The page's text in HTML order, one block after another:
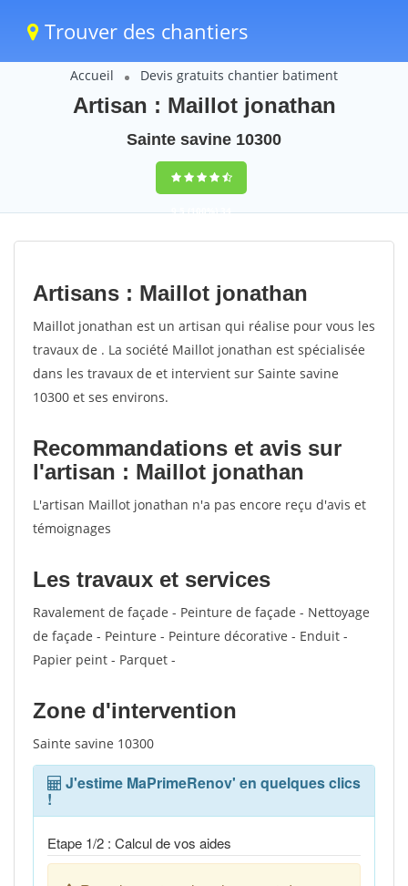
Trouver des chantiers
Accueil Devis gratuits chantier batiment
Artisan : Maillot jonathan
Sainte savine 10300
9,5(100%)34
votes
Artisans : Maillot jonathan
Maillot jonathan est un artisan qui réalise pour vous les
travaux de . La société Maillot jonathan est spécialisée
dans les travaux de et intervient sur Sainte savine
10300 et ses environs.
Recommandations et avis sur
l'artisan : Maillot jonathan
L'artisan Maillot jonathan n'a pas encore reçu d'avis et
témoignages
Les travaux et services
Ravalement de façade - Peinture de façade - Nettoyage
de façade - Peinture - Peinture décorative - Enduit -
Papier peint - Parquet -
Zone d'intervention
Sainte savine 10300